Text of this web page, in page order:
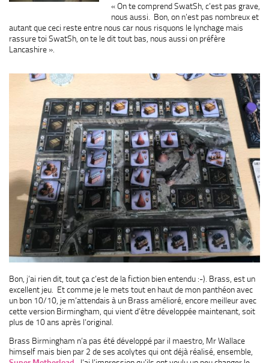
« On te comprend SwatSh, c’est pas grave,
nous aussi. Bon, on n’est pas nombreux et
autant que ceci reste entre nous car nous risquons le lynchage mais
rassure toi SwatSh, on te le dit tout bas, nous aussi on préfère
Lancashire ».
Bon, j’ai rien dit, tout ça c’est de la fiction bien entendu :-). Brass, est un
excellent jeu. Et comme je le mets tout en haut de mon panthéon avec
un bon 10/10, je m’attendais à un Brass amélioré, encore meilleur avec
cette version Birmingham, qui vient d’être développée maintenant, soit
plus de 10 ans après l’original.
Brass Birmingham n’a pas été développé par il maestro, Mr Wallace
himself mais bien par 2 de ses acolytes qui ont déjà réalisé, ensemble,